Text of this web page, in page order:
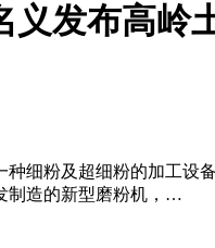
义发布高岭
种细粉及超细粉的加工设
制造的新型磨粉机，…